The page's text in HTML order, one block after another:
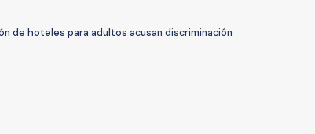
de hoteles para adultos acusan discriminación